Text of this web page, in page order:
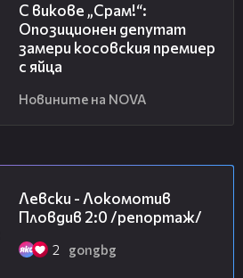
С викове „Срам!“:
Опозиционен депутат
замери косовския премиер
с яйца
Новините на NOVA
Левски - Локомотив
Пловдив 2:0 /репортаж/
2 gongbg